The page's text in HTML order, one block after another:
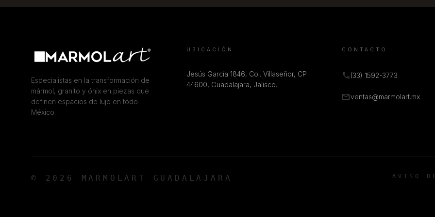
Especialistas en la transformación de
mármol, granito y ónix en piezas que
definen espacios de lujo en todo
México.
UBICACIÓN
Jesús García 1846, Col. Villaseñor, CP
44600, Guadalajara, Jalisco.
CONTACTO
call(33) 1592-3773
mailventas@marmolart.mx
© 2026 MARMOLART GUADALAJARA AVISO